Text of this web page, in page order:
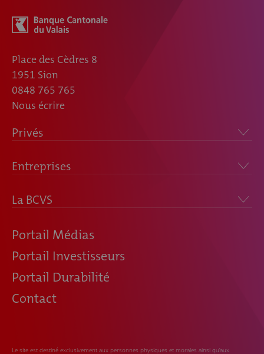
Place des Cèdres 8
1951 Sion
0848 765 765
Nous écrire
Privés
Entreprises
La BCVS
Portail Médias
Portail Investisseurs
Portail Durabilité
Contact
Le site est destiné exclusivement aux personnes physiques et morales ainsi qu’aux